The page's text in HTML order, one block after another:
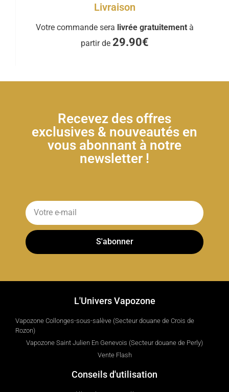
Livraison
Votre commande sera livrée gratuitement à
partir de 29.90€
Recevez des offres
exclusives & nouveautés en
vous abonnant à notre
newsletter !
S'abonner
L'Univers Vapozone
Vapozone Collonges-sous-salève (Secteur douane de Crois de
Rozon)
Vapozone Saint Julien En Genevois (Secteur douane de Perly)
Vente Flash
Conseils d'utilisation